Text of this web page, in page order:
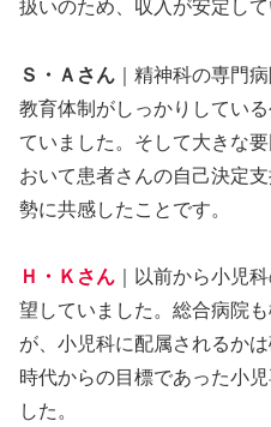
扱いのため、収入が安定し
Ｓ・Ａさん ｜精神科の専門
教育体制がしっかりしてい
ていました。そして大きな
おいて患者さんの自己決定
勢に共感したことです。
Ｈ・Ｋさん ｜以前から小児
望していました。総合病院
が、小児科に配属されるか
時代からの目標であった小
した。